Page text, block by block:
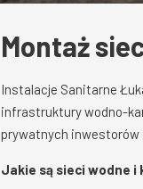
Montaż
Instalacje Sanitarne
infrastruktury wodno-
prywatnych inwestorów
Jakie są sieci wodne i